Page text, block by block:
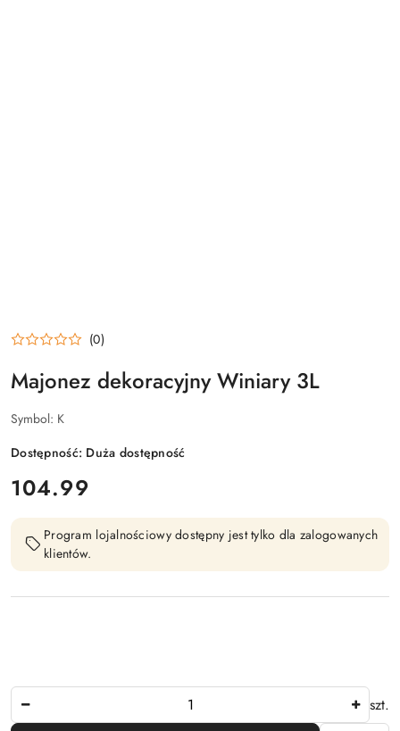
(0)
Majonez dekoracyjny Winiary 3L
Symbol: K
Dostępność: Duża dostępność
cena:
104.99
Program lojalnościowy dostępny jest tylko dla zalogowanych
klientów.
szt.